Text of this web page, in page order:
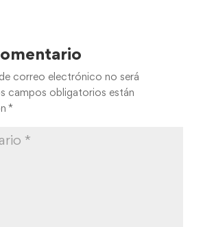
correo electrónico no será
campos obligatorios están
*